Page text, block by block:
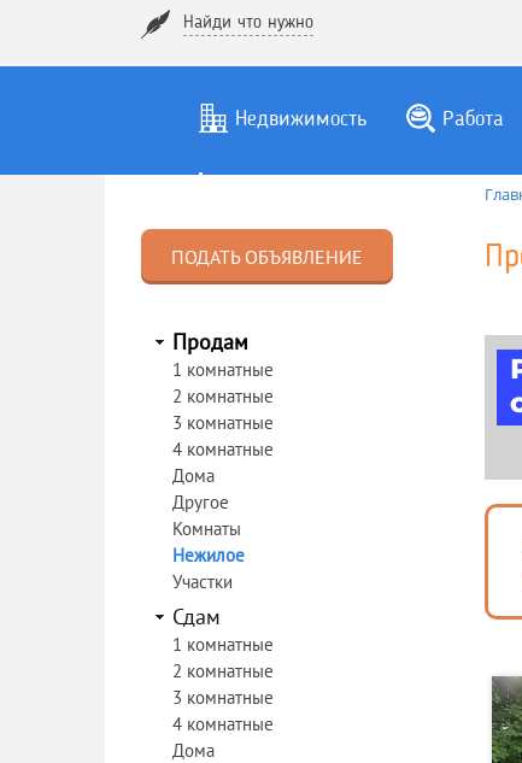
Найди что нужно
Недвижимость Работа
ПОДАТЬ ОБЪЯВЛЕНИЕ
Продам
1 комнатные
2 комнатные
3 комнатные
4 комнатные
Дома
Другое
Комнаты
Нежилое
Участки
Сдам
1 комнатные
2 комнатные
3 комнатные
4 комнатные
Дома